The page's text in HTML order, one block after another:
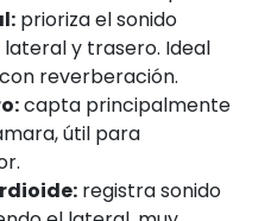
prioriza el sonido
y trasero. Ideal
reverberación.
capta principalmente
útil para
registra sonido